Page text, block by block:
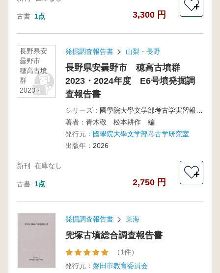
古書 1点 3,300 円
＋
長野県安
曇野市
穂高古墳
群
2023・
2024年
発掘調査報告書 山梨・長野
長野県安曇野市 穂高古墳群
2023・2024年度 E6号墳発掘調
査報告書
シリーズ：
著者： 青木敬 松本耕作 編
発行元： 國學院大學文学部考古学研究室
出版年： 2026
新刊 在庫なし
古書 1点 2,750 円
＋
発掘調査報告書 東海
兜塚古墳総合調査報告書
（1件）
発行元： 磐田市教育委員会